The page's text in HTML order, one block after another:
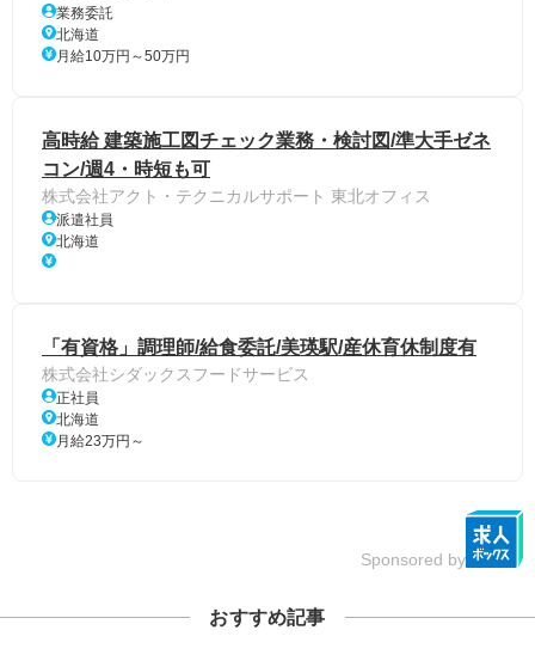
業務委託
北海道
月給10万円～50万円
高時給 建築施工図チェック業務・検討図/準大手ゼネ
コン/週4・時短も可
株式会社アクト・テクニカルサポート 東北オフィス
派遣社員
北海道
「有資格」調理師/給食委託/美瑛駅/産休育休制度有
株式会社シダックスフードサービス
正社員
北海道
月給23万円～
Sponsored by
おすすめ記事